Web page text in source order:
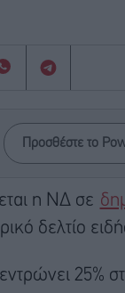
Προσθέστε το
η ΝΔ σε
δελτίο
25%